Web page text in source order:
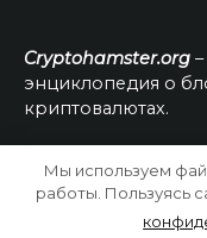
Cryptohamster.org
энциклопедия о
криптовалютах.
© 2026
Мы используем
работы. Пользуясь